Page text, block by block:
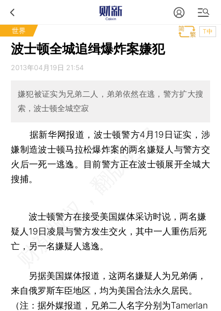
世界 T中
波士顿全城追缉爆炸案嫌犯
2013年04月19日 21:54
嫌犯被证实为兄弟二人，弟弟依然在逃，警方扩大搜
索，波士顿全城空寂
据新华网报道，波士顿警方4月19日证实，涉
嫌制造波士顿马拉松爆炸案的两名嫌疑人与警方交
火后一死一逃逸。目前警方正在波士顿展开全城大
搜捕。
波士顿警方在接受美国媒体采访时说，两名嫌
疑人19日凌晨与警方发生交火，其中一人重伤后死
亡，另一名嫌疑人逃逸。
另据美国媒体报道，这两名嫌疑人为兄弟俩，
来自俄罗斯车臣地区，均为美国合法永久居民。
（注：据外媒报道，兄弟二人名字分别为Tamerlan